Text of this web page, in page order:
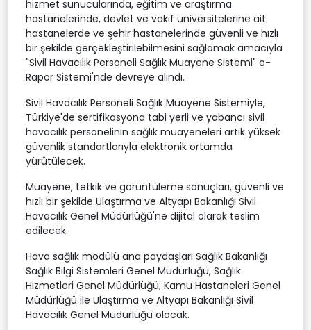
hizmet sunucularında, eğitim ve araştırma
hastanelerinde, devlet ve vakıf üniversitelerine ait
hastanelerde ve şehir hastanelerinde güvenli ve hızlı
bir şekilde gerçekleştirilebilmesini sağlamak amacıyla
"Sivil Havacılık Personeli Sağlık Muayene Sistemi" e-
Rapor Sistemi'nde devreye alındı.
Sivil Havacılık Personeli Sağlık Muayene Sistemiyle,
Türkiye'de sertifikasyona tabi yerli ve yabancı sivil
havacılık personelinin sağlık muayeneleri artık yüksek
güvenlik standartlarıyla elektronik ortamda
yürütülecek.
Muayene, tetkik ve görüntüleme sonuçları, güvenli ve
hızlı bir şekilde Ulaştırma ve Altyapı Bakanlığı Sivil
Havacılık Genel Müdürlüğü'ne dijital olarak teslim
edilecek.
Hava sağlık modülü ana paydaşları Sağlık Bakanlığı
Sağlık Bilgi Sistemleri Genel Müdürlüğü, Sağlık
Hizmetleri Genel Müdürlüğü, Kamu Hastaneleri Genel
Müdürlüğü ile Ulaştırma ve Altyapı Bakanlığı Sivil
Havacılık Genel Müdürlüğü olacak.